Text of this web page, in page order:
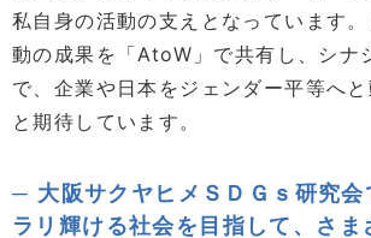
私自身の活動の支えとなっています
動の成果を「AtoW」で共有し、シナ
で、企業や日本をジェンダー平等へ
と期待しています。
大阪サクヤヒメＳＤＧｓ研究会
ラリ輝ける社会を目指して、さま